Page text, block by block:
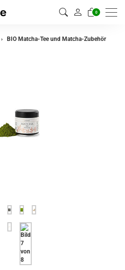
0
BIO Matcha-Tee und Matcha-Zubehör